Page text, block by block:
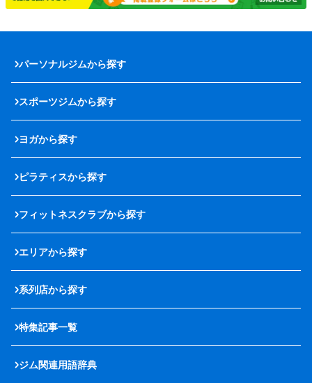
パーソナルジムから探す
スポーツジムから探す
ヨガから探す
ピラティスから探す
フィットネスクラブから探す
エリアから探す
系列店から探す
特集記事一覧
ジム関連用語辞典